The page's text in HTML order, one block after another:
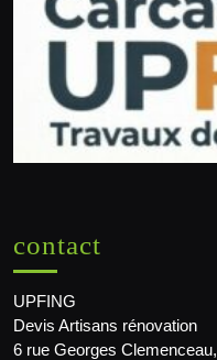
contact
UPFING
Devis Artisans rénovation
6 rue Georges Clemenceau,